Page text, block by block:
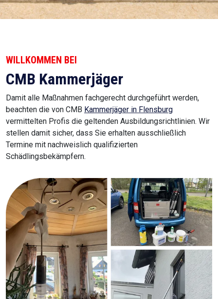
WILLKOMMEN BEI
CMB Kammerjäger
Damit alle Maßnahmen fachgerecht durchgeführt werden,
beachten die von CMB Kammerjäger in Flensburg
vermittelten Profis die geltenden Ausbildungsrichtlinien. Wir
stellen damit sicher, dass Sie erhalten ausschließlich
Termine mit nachweislich qualifizierten
Schädlingsbekämpfern.